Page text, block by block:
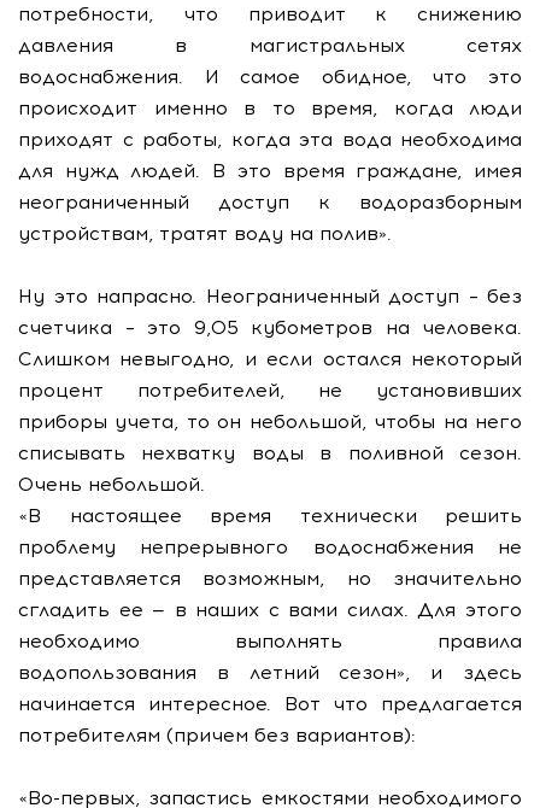
потребности, что приводит к снижению
давления в магистральных сетях
водоснабжения. И самое обидное, что это
происходит именно в то время, когда люди
приходят с работы, когда эта вода необходима
для нужд людей. В это время граждане, имея
неограниченный доступ к водоразборным
устройствам, тратят воду на полив».
Ну это напрасно. Неограниченный доступ – без
счетчика – это 9,05 кубометров на человека.
Слишком невыгодно, и если остался некоторый
процент потребителей, не установивших
приборы учета, то он небольшой, чтобы на него
списывать нехватку воды в поливной сезон.
Очень небольшой.
«В настоящее время технически решить
проблему непрерывного водоснабжения не
представляется возможным, но значительно
сгладить ее — в наших с вами силах. Для этого
необходимо выполнять правила
водопользования в летний сезон», и здесь
начинается интересное. Вот что предлагается
потребителям (причем без вариантов):
«Во-первых, запастись емкостями необходимого